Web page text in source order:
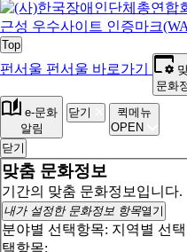
Top
펀서울 펀서울 바로가기
문화
e-문화
알림
닫기
퀵메뉴
OPEN
닫기
맞춤 문화정보
기간의 맞춤 문화정보입니다.
내가 설정한 문화정보 항목열기
분야별 선택항목: 지역별 선
택항목: